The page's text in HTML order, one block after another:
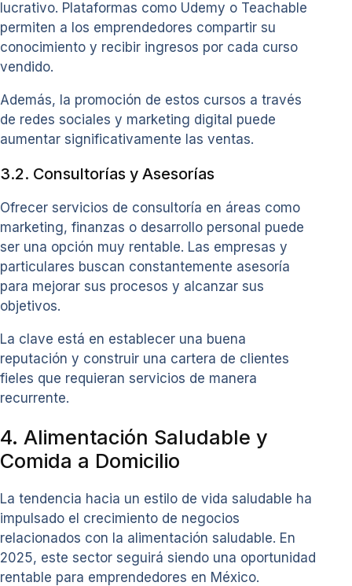
lucrativo. Plataformas como Udemy o Teachable
permiten a los emprendedores compartir su
conocimiento y recibir ingresos por cada curso
vendido.
Además, la promoción de estos cursos a través
de redes sociales y marketing digital puede
aumentar significativamente las ventas.
3.2. Consultorías y Asesorías
Ofrecer servicios de consultoría en áreas como
marketing, finanzas o desarrollo personal puede
ser una opción muy rentable. Las empresas y
particulares buscan constantemente asesoría
para mejorar sus procesos y alcanzar sus
objetivos.
La clave está en establecer una buena
reputación y construir una cartera de clientes
fieles que requieran servicios de manera
recurrente.
4. Alimentación Saludable y
Comida a Domicilio
La tendencia hacia un estilo de vida saludable ha
impulsado el crecimiento de negocios
relacionados con la alimentación saludable. En
2025, este sector seguirá siendo una oportunidad
rentable para emprendedores en México.